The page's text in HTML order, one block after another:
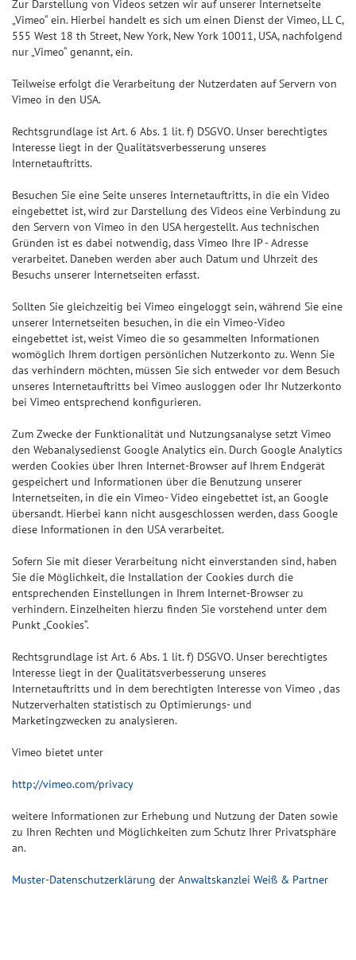
Zur Darstellung von Videos setzen wir auf unserer Internetseite
„Vimeo“ ein. Hierbei handelt es sich um einen Dienst der Vimeo, LL C,
555 West 18 th Street, New York, New York 10011, USA, nachfolgend
nur „Vimeo“ genannt, ein.
Teilweise erfolgt die Verarbeitung der Nutzerdaten auf Servern von
Vimeo in den USA.
Rechtsgrundlage ist Art. 6 Abs. 1 lit. f) DSGVO. Unser berechtigtes
Interesse liegt in der Qualitätsverbesserung unseres
Internetauftritts.
Besuchen Sie eine Seite unseres Internetauftritts, in die ein Video
eingebettet ist, wird zur Darstellung des Videos eine Verbindung zu
den Servern von Vimeo in den USA hergestellt. Aus technischen
Gründen ist es dabei notwendig, dass Vimeo Ihre IP - Adresse
verarbeitet. Daneben werden aber auch Datum und Uhrzeit des
Besuchs unserer Internetseiten erfasst.
Sollten Sie gleichzeitig bei Vimeo eingeloggt sein, während Sie eine
unserer Internetseiten besuchen, in die ein Vimeo-Video
eingebettet ist, weist Vimeo die so gesammelten Informationen
womöglich Ihrem dortigen persönlichen Nutzerkonto zu. Wenn Sie
das verhindern möchten, müssen Sie sich entweder vor dem Besuch
unseres Internetauftritts bei Vimeo ausloggen oder Ihr Nutzerkonto
bei Vimeo entsprechend konfigurieren.
Zum Zwecke der Funktionalität und Nutzungsanalyse setzt Vimeo
den Webanalysedienst Google Analytics ein. Durch Google Analytics
werden Cookies über Ihren Internet-Browser auf Ihrem Endgerät
gespeichert und Informationen über die Benutzung unserer
Internetseiten, in die ein Vimeo- Video eingebettet ist, an Google
übersandt. Hierbei kann nicht ausgeschlossen werden, dass Google
diese Informationen in den USA verarbeitet.
Sofern Sie mit dieser Verarbeitung nicht einverstanden sind, haben
Sie die Möglichkeit, die Installation der Cookies durch die
entsprechenden Einstellungen in Ihrem Internet-Browser zu
verhindern. Einzelheiten hierzu finden Sie vorstehend unter dem
Punkt „Cookies“.
Rechtsgrundlage ist Art. 6 Abs. 1 lit. f) DSGVO. Unser berechtigtes
Interesse liegt in der Qualitätsverbesserung unseres
Internetauftritts und in dem berechtigten Interesse von Vimeo , das
Nutzerverhalten statistisch zu Optimierungs- und
Marketingzwecken zu analysieren.
Vimeo bietet unter
http://vimeo.com/privacy
weitere Informationen zur Erhebung und Nutzung der Daten sowie
zu Ihren Rechten und Möglichkeiten zum Schutz Ihrer Privatsphäre
an.
Muster-Datenschutzerklärung der Anwaltskanzlei Weiß & Partner